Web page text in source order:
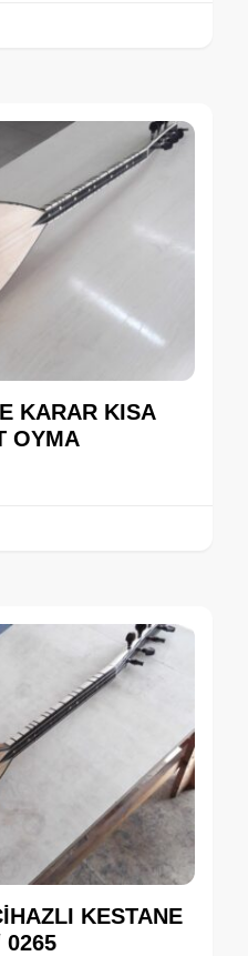
KARAR KISA
OYMA
KESTANE
0265